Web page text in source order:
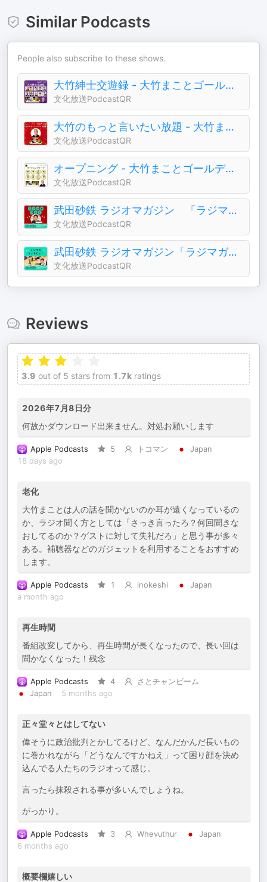
Similar Podcasts
People also subscribe to these shows.
大竹紳士交遊録 - 大竹まことゴールデンラジオ！
文化放送PodcastQR
大竹のもっと言いたい放題 - 大竹まこと ゴールデンラジオ！
文化放送PodcastQR
オープニング - 大竹まことゴールデンラジオ！
文化放送PodcastQR
武田砂鉄 ラジオマガジン 「ラジマガコラム」
文化放送PodcastQR
武田砂鉄 ラジオマガジン「ラジマガインタビュー」
文化放送PodcastQR
Reviews
3.9 out of 5 stars from 1.7k ratings
2026年7月8日分
何故かダウンロード出来ません。対処お願いします
Apple Podcasts 5 トコマン
Japan
18 days ago
老化
大竹まことは人の話を聞かないのか耳が遠くなっているの
か、ラジオ聞く方としては「さっき言ったろ？何回聞きな
おしてるのか？ゲストに対して失礼だろ」と思う事が多々
ある。補聴器などのガジェットを利用することをおすすめ
します。
Apple Podcasts 1 inokeshi
Japan
a month ago
再生時間
番組改変してから、再生時間が長くなったので、長い回は
聞かなくなった！残念
Apple Podcasts 4
さとチャンビーム
Japan
5 months ago
正々堂々とはしてない
偉そうに政治批判とかしてるけど、なんだかんだ長いもの
に巻かれながら「どうなんですかねえ」って困り顔を決め
込んでる人たちのラジオって感じ。
言ったら抹殺される事が多いんでしょうね。
がっかり。
Apple Podcasts 3 Whevuthur
Japan
6 months ago
概要欄嬉しい